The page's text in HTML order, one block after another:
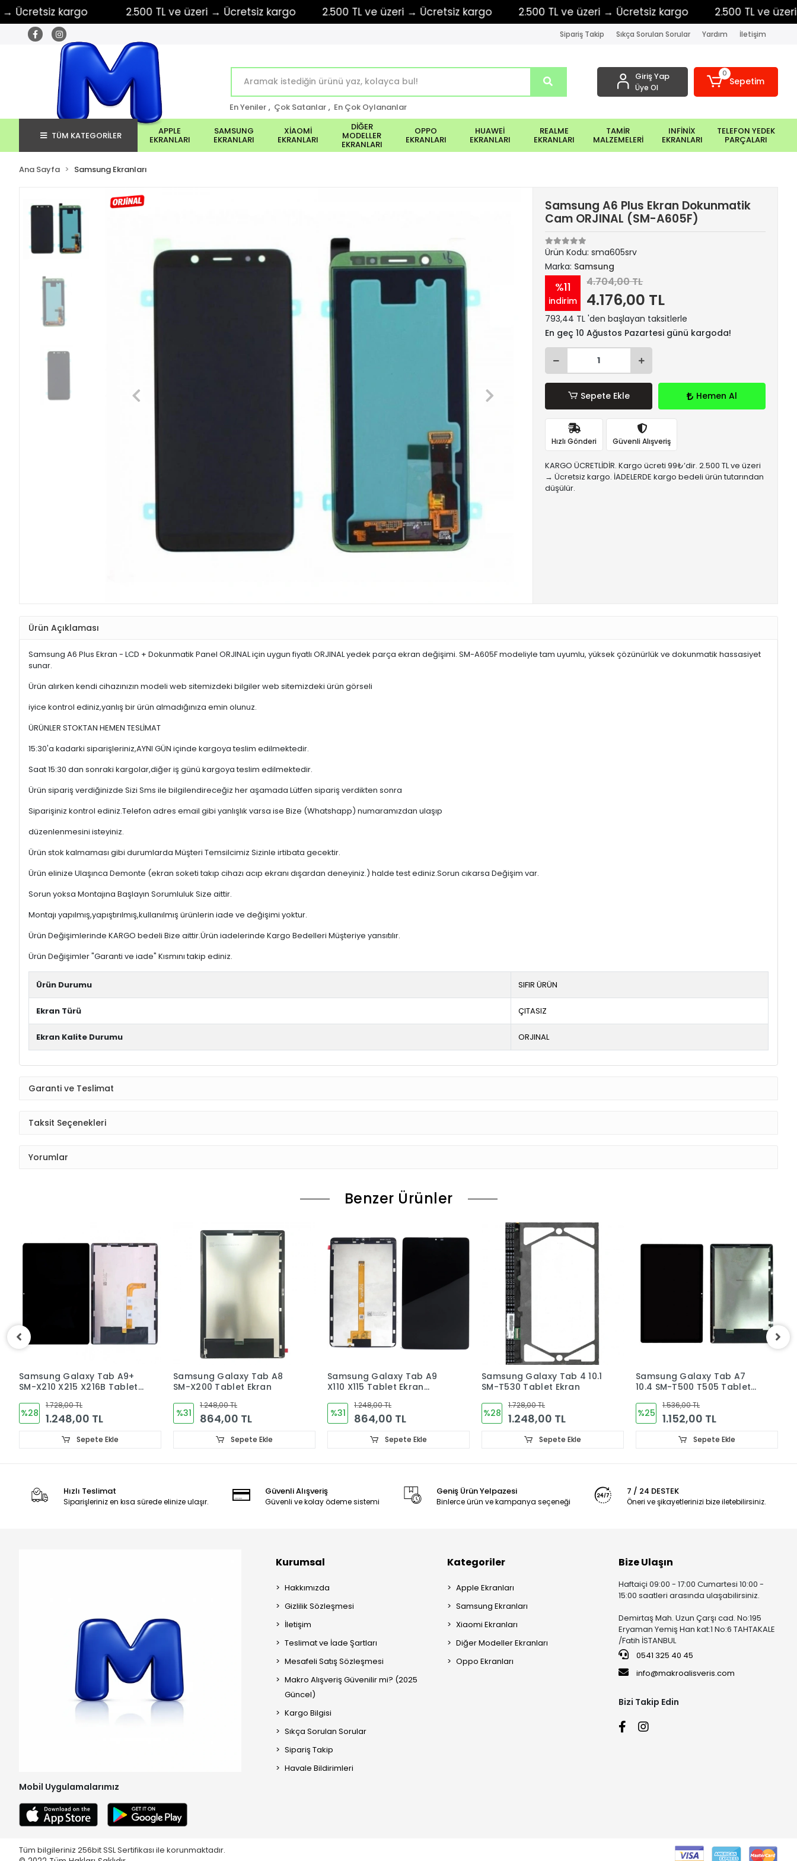
kargo 2.500 TL ve üzeri → Ücretsiz kargo 2.500 TL ve üzeri → Ücretsiz kargo 2.500 TL ve üzeri → Ücretsiz kargo 2.500 TL ve üzeri →
Sipariş Takip Sıkça Sorulan Sorular Yardım İletişim
En Yeniler , Çok Satanlar , En Çok Oylananlar
Giriş Yap
Üye Ol
0
Sepetim
TÜM KATEGORİLER APPLE
EKRANLARI
SAMSUNG
EKRANLARI
XİAOMİ
EKRANLARI
DİĞER
MODELLER
EKRANLARI
OPPO
EKRANLARI
HUAWEİ
EKRANLARI
REALME
EKRANLARI
TAMİR
MALZEMELERİ
INFİNİX
EKRANLARI
TELEFON YEDEK
PARÇALARI
Ana Sayfa Samsung Ekranları
Samsung A6 Plus Ekran Dokunmatik
Cam ORJINAL (SM-A605F)
Ürün Kodu:sma605srv
Marka: Samsung
%11
indirim
4.704,00 TL
4.176,00 TL
793,44 TL 'den başlayan taksitlerle
En geç 10 Ağustos Pazartesi günü kargoda!
Sepete Ekle Hemen Al
Hızlı Gönderi Güvenli Alışveriş
KARGO ÜCRETLİDİR. Kargo ücreti 99₺’dir. 2.500 TL ve üzeri
→ Ücretsiz kargo. İADELERDE kargo bedeli ürün tutarından
düşülür.
Ürün Açıklaması
Samsung A6 Plus Ekran - LCD + Dokunmatik Panel ORJINAL için uygun fiyatlı ORJINAL yedek parça ekran değişimi. SM-A605F modeliyle tam uyumlu, yüksek çözünürlük ve dokunmatik hassasiyet
sunar.
Ürün alırken kendi cihazınızın modeli web sitemizdeki bilgiler web sitemizdeki ürün görseli
iyice kontrol ediniz,yanlış bir ürün almadığınıza emin olunuz.
ÜRÜNLER STOKTAN HEMEN TESLİMAT
15:30'a kadarki siparişleriniz,AYNI GÜN içinde kargoya teslim edilmektedir.
Saat 15:30 dan sonraki kargolar,diğer iş günü kargoya teslim edilmektedir.
Ürün sipariş verdiğinizde Sizi Sms ile bilgilendireceğiz her aşamada Lütfen sipariş verdikten sonra
Siparişiniz kontrol ediniz.Telefon adres email gibi yanlışlık varsa ise Bize (Whatshapp) numaramızdan ulaşıp
düzenlenmesini isteyiniz.
Ürün stok kalmaması gibi durumlarda Müşteri Temsilcimiz Sizinle irtibata gecektir.
Ürün elinize Ulaşınca Demonte (ekran soketi takıp cihazı acıp ekranı dışardan deneyiniz.) halde test ediniz.Sorun cıkarsa Değişim var.
Sorun yoksa Montajına Başlayın Sorumluluk Size aittir.
Montajı yapılmış,yapıştırılmış,kullanılmış ürünlerin iade ve değişimi yoktur.
Ürün Değişimlerinde KARGO bedeli Bize aittir.Ürün iadelerinde Kargo Bedelleri Müşteriye yansıtılır.
Ürün Değişimler "Garanti ve iade" Kısmını takip ediniz.
Ürün Durumu SIFIR ÜRÜN
Ekran Türü ÇITASIZ
Ekran Kalite Durumu ORJINAL
Garanti ve Teslimat
Taksit Seçenekleri
Yorumlar
Benzer Ürünler
Samsung Galaxy Tab A8
SM-X200 Tablet Ekran
%31
1.248,00 TL
864,00 TL
Sepete Ekle
Samsung Galaxy Tab A9
X110 X115 Tablet Ekran
%31
1.248,00 TL
864,00 TL
Sepete Ekle
Samsung Galaxy Tab 4 10.1
SM-T530 Tablet Ekran
%28
1.728,00 TL
1.248,00 TL
Sepete Ekle
Samsung Galaxy Tab A7
10.4 SM-T500 T505 Tablet
%25
1.536,00 TL
1.152,00 TL
Sepete Ekle
Samsung Galaxy Tab A 8.0
SM-T290 T297 Tablet Ekran
%36
1.344,00 TL
864,00 TL
Sepete Ekle
Hızlı Teslimat
Siparişleriniz en kısa sürede elinize ulaşır.
Güvenli Alışveriş
Güvenli ve kolay ödeme sistemi
Geniş Ürün Yelpazesi
Binlerce ürün ve kampanya seçeneği
7 / 24 DESTEK
Öneri ve şikayetlerinizi bize iletebilirsiniz.
Mobil Uygulamalarımız
Kurumsal
Hakkımızda
Gizlilik Sözleşmesi
İletişim
Teslimat ve İade Şartları
Mesafeli Satış Sözleşmesi
Makro Alışveriş Güvenilir mi? (2025
Güncel)
Kargo Bilgisi
Sıkça Sorulan Sorular
Sipariş Takip
Havale Bildirimleri
Kategoriler
Apple Ekranları
Samsung Ekranları
Xiaomi Ekranları
Diğer Modeller Ekranları
Oppo Ekranları
Bize Ulaşın
Haftaiçi 09:00 - 17:00 Cumartesi 10:00 -
15:00 saatleri arasında ulaşabilirsiniz.
Demirtaş Mah. Uzun Çarşı cad. No:195
Eryaman Yemiş Han kat:1 No:6 TAHTAKALE
/Fatih İSTANBUL
0541 325 40 45
info@makroalisveris.com
Bizi Takip Edin
Tüm bilgileriniz 256bit SSL Sertifikası ile korunmaktadır.